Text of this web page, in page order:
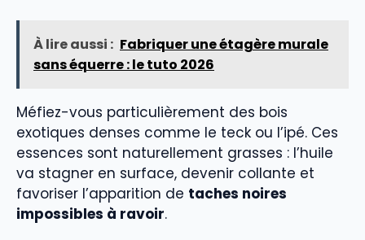
À lire aussi : Fabriquer une étagère murale
sans équerre : le tuto 2026
Méfiez-vous particulièrement des bois
exotiques denses comme le teck ou l’ipé. Ces
essences sont naturellement grasses : l’huile
va stagner en surface, devenir collante et
favoriser l’apparition de taches noires
impossibles à ravoir.